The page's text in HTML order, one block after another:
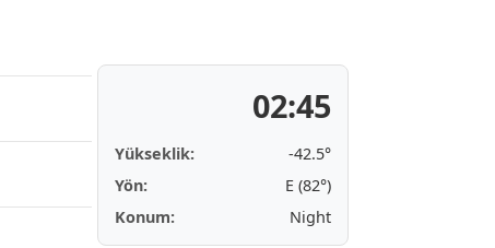
02:45
Yükseklik:
-42.5°
Yön:
E (82°)
Konum:
Night